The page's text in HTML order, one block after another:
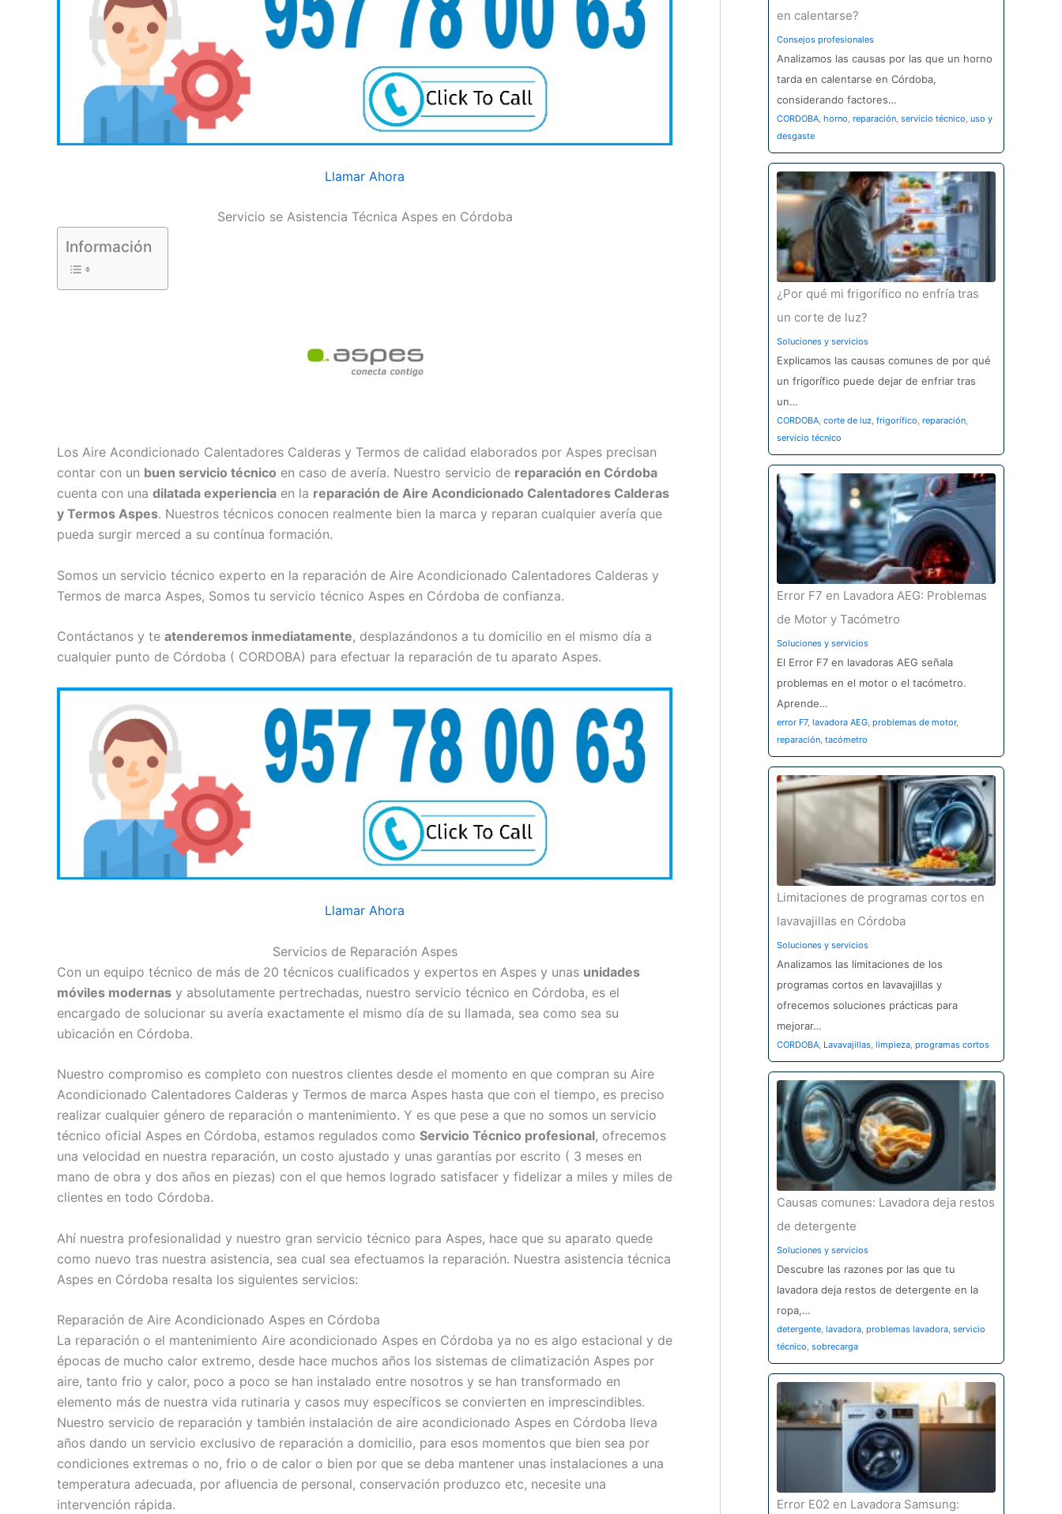
Llamar Ahora
Servicio se Asistencia Técnica Aspes en Córdoba
Información
Los Aire Acondicionado Calentadores Calderas y Termos de calidad elaborados por Aspes precisan
contar con un buen servicio técnico en caso de avería. Nuestro servicio de reparación en Córdoba
cuenta con una dilatada experiencia en la reparación de Aire Acondicionado Calentadores Calderas
y Termos Aspes. Nuestros técnicos conocen realmente bien la marca y reparan cualquier avería que
pueda surgir merced a su contínua formación.
Somos un servicio técnico experto en la reparación de Aire Acondicionado Calentadores Calderas y
Termos de marca Aspes, Somos tu servicio técnico Aspes en Córdoba de confianza.
Contáctanos y te atenderemos inmediatamente, desplazándonos a tu domicilio en el mismo día a
cualquier punto de Córdoba ( CORDOBA) para efectuar la reparación de tu aparato Aspes.
Llamar Ahora
Servicios de Reparación Aspes
Con un equipo técnico de más de 20 técnicos cualificados y expertos en Aspes y unas unidades
móviles modernas y absolutamente pertrechadas, nuestro servicio técnico en Córdoba, es el
encargado de solucionar su avería exactamente el mismo día de su llamada, sea como sea su
ubicación en Córdoba.
Nuestro compromiso es completo con nuestros clientes desde el momento en que compran su Aire
Acondicionado Calentadores Calderas y Termos de marca Aspes hasta que con el tiempo, es preciso
realizar cualquier género de reparación o mantenimiento. Y es que pese a que no somos un servicio
técnico oficial Aspes en Córdoba, estamos regulados como Servicio Técnico profesional, ofrecemos
una velocidad en nuestra reparación, un costo ajustado y unas garantías por escrito ( 3 meses en
mano de obra y dos años en piezas) con el que hemos logrado satisfacer y fidelizar a miles y miles de
clientes en todo Córdoba.
Ahí nuestra profesionalidad y nuestro gran servicio técnico para Aspes, hace que su aparato quede
como nuevo tras nuestra asistencia, sea cual sea efectuamos la reparación. Nuestra asistencia técnica
Aspes en Córdoba resalta los siguientes servicios:
Reparación de Aire Acondicionado Aspes en Córdoba
La reparación o el mantenimiento Aire acondicionado Aspes en Córdoba ya no es algo estacional y de
épocas de mucho calor extremo, desde hace muchos años los sistemas de climatización Aspes por
aire, tanto frio y calor, poco a poco se han instalado entre nosotros y se han transformado en
elemento más de nuestra vida rutinaria y casos muy específicos se convierten en imprescindibles.
Nuestro servicio de reparación y también instalación de aire acondicionado Aspes en Córdoba lleva
años dando un servicio exclusivo de reparación a domicilio, para esos momentos que bien sea por
condiciones extremas o no, frio o de calor o bien por que se deba mantener unas instalaciones a una
temperatura adecuada, por afluencia de personal, conservación produzco etc, necesite una
intervención rápida.
en calentarse?
Consejos profesionales
Analizamos las causas por las que un horno
tarda en calentarse en Córdoba,
considerando factores…
CORDOBA, horno, reparación, servicio técnico, uso y
desgaste
¿Por qué mi frigorífico no enfría tras
un corte de luz?
Soluciones y servicios
Explicamos las causas comunes de por qué
un frigorífico puede dejar de enfriar tras
un…
CORDOBA, corte de luz, frigorífico, reparación,
servicio técnico
Error F7 en Lavadora AEG: Problemas
de Motor y Tacómetro
Soluciones y servicios
El Error F7 en lavadoras AEG señala
problemas en el motor o el tacómetro.
Aprende…
error F7, lavadora AEG, problemas de motor,
reparación, tacómetro
Limitaciones de programas cortos en
lavavajillas en Córdoba
Soluciones y servicios
Analizamos las limitaciones de los
programas cortos en lavavajillas y
ofrecemos soluciones prácticas para
mejorar…
CORDOBA, Lavavajillas, limpieza, programas cortos
Causas comunes: Lavadora deja restos
de detergente
Soluciones y servicios
Descubre las razones por las que tu
lavadora deja restos de detergente en la
ropa,…
detergente, lavadora, problemas lavadora, servicio
técnico, sobrecarga
Error E02 en Lavadora Samsung: